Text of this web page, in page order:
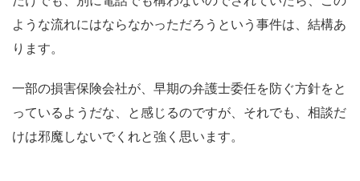
ような流れにはならなかっただろうという事件は、結構あ
ります。
一部の損害保険会社が、早期の弁護士委任を防ぐ方針をと
っているようだな、と感じるのですが、それでも、相談だ
けは邪魔しないでくれと強く思います。